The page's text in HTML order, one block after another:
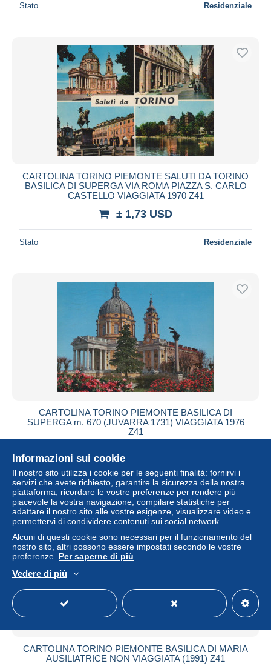
Stato Residenziale
CARTOLINA TORINO PIEMONTE SALUTI DA TORINO
BASILICA DI SUPERGA VIA ROMA PIAZZA S. CARLO
CASTELLO VIAGGIATA 1970 Z41
± 1,73 USD
Stato Residenziale
CARTOLINA TORINO PIEMONTE BASILICA DI
SUPERGA m. 670 (JUVARRA 1731) VIAGGIATA 1976
Z41
Stato Residenziale
CARTOLINA TORINO PIEMONTE BASILICA DI MARIA
AUSILIATRICE NON VIAGGIATA (1991) Z41
Informazioni sui cookie
Il nostro sito utilizza i cookie per le seguenti finalità: fornirvi i
servizi che avete richiesto, garantire la sicurezza della nostra
piattaforma, ricordare le vostre preferenze per rendere più
piacevole la vostra navigazione, compilare statistiche per
adattare il nostro sito alle vostre esigenze, visualizzare video e
permettervi di condividere contenuti sui social network.
Alcuni di questi cookie sono necessari per il funzionamento del
nostro sito, altri possono essere impostati secondo le vostre
preferenze. Per saperne di più
Vedere di più